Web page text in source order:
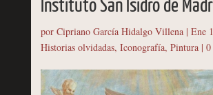
Instituto San Isidro de
por Cipriano García Hidalgo Villena| Ene
Historias olvidadas, Iconografía, Pintura| 0